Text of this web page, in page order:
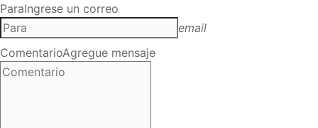
ParaIngrese un correo
email
ComentarioAgregue mensaje